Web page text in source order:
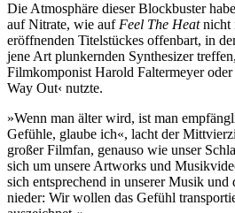
Die Atmosphäre dieser Blockbuster
auf Nitrate, wie auf Feel The Heatnicht
eröffnenden Titelstückes offenbart, in
jene Art plunkernden Synthesizer
Filmkomponist Harold Faltermeyer
Way Out‹ nutzte.
»Wenn man älter wird, ist man
Gefühle, glaube ich«, lacht der
großer Filmfan, genauso wie unser
sich um unsere Artworks und
sich entsprechend in unserer Musik und
nieder: Wir wollen das Gefühl